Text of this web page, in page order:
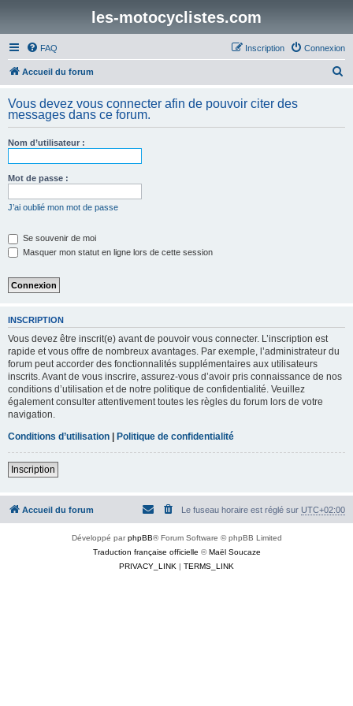
les-motocyclistes.com
FAQ Connexion
Inscription
Accueil du forum
h
Vous devez vous connecter afin de pouvoir citer des
messages dans ce forum.
Nom d’utilisateur :
Mot de passe :
J’ai oublié mon mot de passe
Se souvenir de moi
Masquer mon statut en ligne lors de cette session
INSCRIPTION
Vous devez être inscrit(e) avant de pouvoir vous connecter. L’inscription est
rapide et vous offre de nombreux avantages. Par exemple, l’administrateur du
forum peut accorder des fonctionnalités supplémentaires aux utilisateurs
inscrits. Avant de vous inscrire, assurez-vous d’avoir pris connaissance de nos
conditions d’utilisation et de notre politique de confidentialité. Veuillez
également consulter attentivement toutes les règles du forum lors de votre
navigation.
Conditions d’utilisation | Politique de confidentialité
Inscription
Accueil du forum Le fuseau horaire est réglé sur UTC+02:00
Développé parphpBB® Forum Software © phpBB Limited
Traduction française officielle ©Maël Soucaze
PRIVACY_LINK | TERMS_LINK